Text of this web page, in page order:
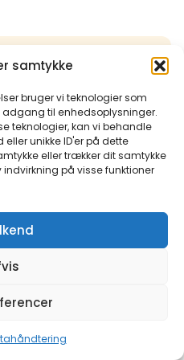
samtykke
bruger vi teknologier som
til enhedsoplysninger.
teknologier, kan vi behandle
unikke ID'er på dette
eller trækker dit samtykke
på visse funktioner
medlemmer